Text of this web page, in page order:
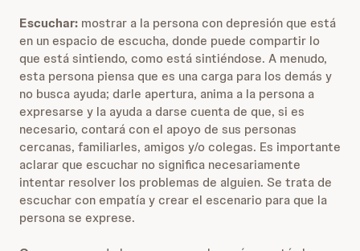
Escuchar: mostrar a la persona con depresión que está
en un espacio de escucha, donde puede compartir lo
que está sintiendo, como está sintiéndose. A menudo,
esta persona piensa que es una carga para los demás y
no busca ayuda; darle apertura, anima a la persona a
expresarse y la ayuda a darse cuenta de que, si es
necesario, contará con el apoyo de sus personas
cercanas, familiarles, amigos y/o colegas. Es importante
aclarar que escuchar no significa necesariamente
intentar resolver los problemas de alguien. Se trata de
escuchar con empatía y crear el escenario para que la
persona se exprese.